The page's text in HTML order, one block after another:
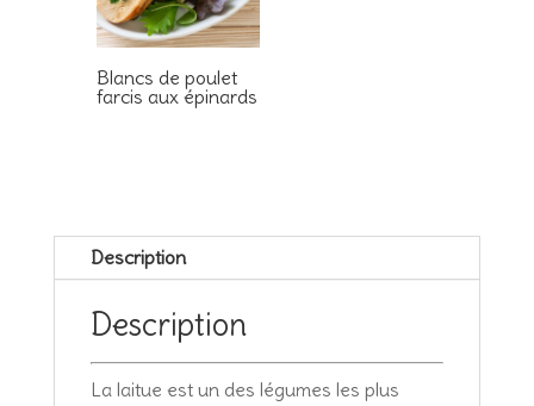
Blancs de poulet
farcis aux épinards
Description
Description
La laitue est un des légumes les plus